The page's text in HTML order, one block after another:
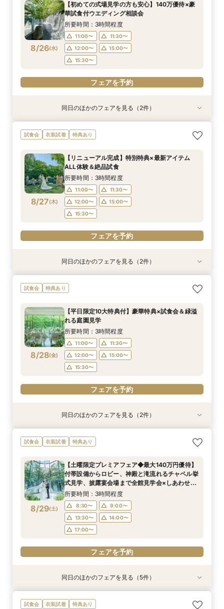
8/23(日)
8:30〜
8:45〜
9:00〜
13:30〜
14:00〜
フェアを予約
8/23(日)
8:30〜
8:45〜
9:00〜
13:30〜
14:00〜
フェアを予約
8/23(日)
8:30〜
8:45〜
9:00〜
13:30〜
14:00〜
フェアを予約
8/23(日)
8:30〜
8:45〜
9:00〜
13:30〜
14:00〜
フェアを予約
8/23(日)
8:30〜
8:45〜
9:00〜
13:30〜
14:00〜
フェアを予約
8/23(日)
8:30〜
8:45〜
9:00〜
13:30〜
14:00〜
フェアを予約
8/26(水)
【初めての式場見学の方も安心】140万優待×豪
華試食付ウエディング相談会
所要時間：3時間程度
11:00〜
11:30〜
12:00〜
15:00〜
15:30〜
フェアを予約
衣装試着 特典あり
8/26(水)
【少人数プラン相談会】専用の貸切別邸OPEN&
贅沢無料試食
11:00〜
11:30〜
12:00〜
15:00〜
15:30〜
フェアを予約
特典あり
8/26(水)
マイナビ限定★当館人気NO,1◆豪華国産「しあ
わせ絆牛」絶品試食付◆
11:00〜
11:30〜
12:00〜
15:00〜
15:30〜
フェアを予約
同日のほかのフェアを見る（2件）
試食会 衣装試着 特典あり
8/27(木)
【リニューアル完成】特別特典×最新アイテム
ALL体験＆絶品試食
所要時間：3時間程度
11:00〜
11:30〜
12:00〜
15:00〜
15:30〜
フェアを予約
衣装試着 特典あり
8/27(木)
【少人数プラン相談会】専用の貸切別邸OPEN&
贅沢無料試食
11:00〜
12:00〜
15:00〜
15:30〜
フェアを予約
特典あり
8/27(木)
マイナビ限定★当館人気NO,1◆豪華国産「しあ
わせ絆牛」絶品試食付◆
11:00〜
12:00〜
15:00〜
15:30〜
フェアを予約
同日のほかのフェアを見る（2件）
試食会 特典あり
8/28(金)
【平日限定10大特典付】豪華特典×試食会＆緑溢
れる庭園見学
所要時間：3時間程度
11:00〜
11:30〜
12:00〜
15:00〜
15:30〜
フェアを予約
衣装試着 特典あり
8/28(金)
【少人数プラン相談会】専用の貸切別邸OPEN&
贅沢無料試食
11:00〜
11:30〜
12:00〜
15:00〜
15:30〜
フェアを予約
特典あり
8/28(金)
マイナビ限定★当館人気NO,1◆豪華国産「しあ
わせ絆牛」絶品試食付◆
11:00〜
11:30〜
12:00〜
15:00〜
15:30〜
フェアを予約
同日のほかのフェアを見る（2件）
試食会 衣装試着 特典あり
8/29(土)
【土曜限定プレミアフェア◆最大140万円優待】
付帯設備からロビー、神殿と滝流れるチャペル挙
式見学、披露宴会場まで全館見学会×しあわせ絆
牛無料試食会×おふたりに合わせた見積りシュミ
レーション
所要時間：3時間程度
8:30〜
9:00〜
13:30〜
14:00〜
17:00〜
フェアを予約
衣装試着 特典あり
【少人数プラン相談会】専用の貸切別邸OPEN&
特典あり
【神前挙式をご検討の方へ】神殿「凛」見学＆和
特典あり
【初めての式場見学の方も安心】豪華試食付きウ
衣装試着 特典あり
《新チャペルOPEN記念◆8大特典≫木目×ナ
衣装試着 特典あり
マイナビ限定【料理重視派必見】和牛フィレ肉×
同日のほかのフェアを見る（5件）
試食会 衣装試着 特典あり